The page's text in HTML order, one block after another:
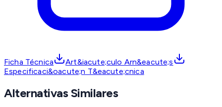
Ficha Técnica
Art&iacute;culo Arn&eacute;s
Especificaci&oacute;n T&eacute;cnica
Alternativas Similares